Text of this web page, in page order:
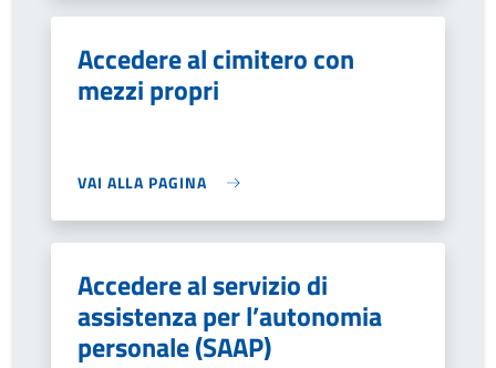
Accedere al cimitero con
mezzi propri
VAI ALLA PAGINA
Accedere al servizio di
assistenza per l’autonomia
personale (SAAP)